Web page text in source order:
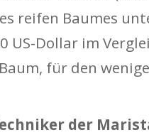
reifen Baumes
US-Dollar im
für den
der